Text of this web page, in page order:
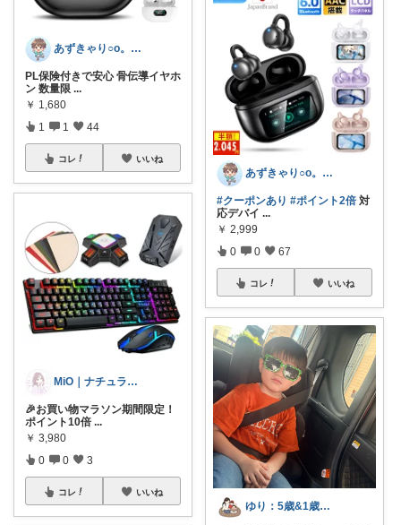
あずきゃり○o。.🐟🐠
PL保険付きで安心 骨伝導イヤホ
ン 数量限 ...
￥ 1,680
1 1 44
コレ いいね
MiO｜ナチュラル雑貨と心地よい暮らし
🎉お買い物マラソン期間限定！
ポイント10倍 ...
￥ 3,980
0 0 3
コレ いいね
あずきゃり○o。.🐟🐠
#クーポンあり #ポイント2倍 対
応デバイ ...
￥ 2,999
0 0 67
コレ いいね
ゆり：5歳&1歳ママの暮らしと愛用品